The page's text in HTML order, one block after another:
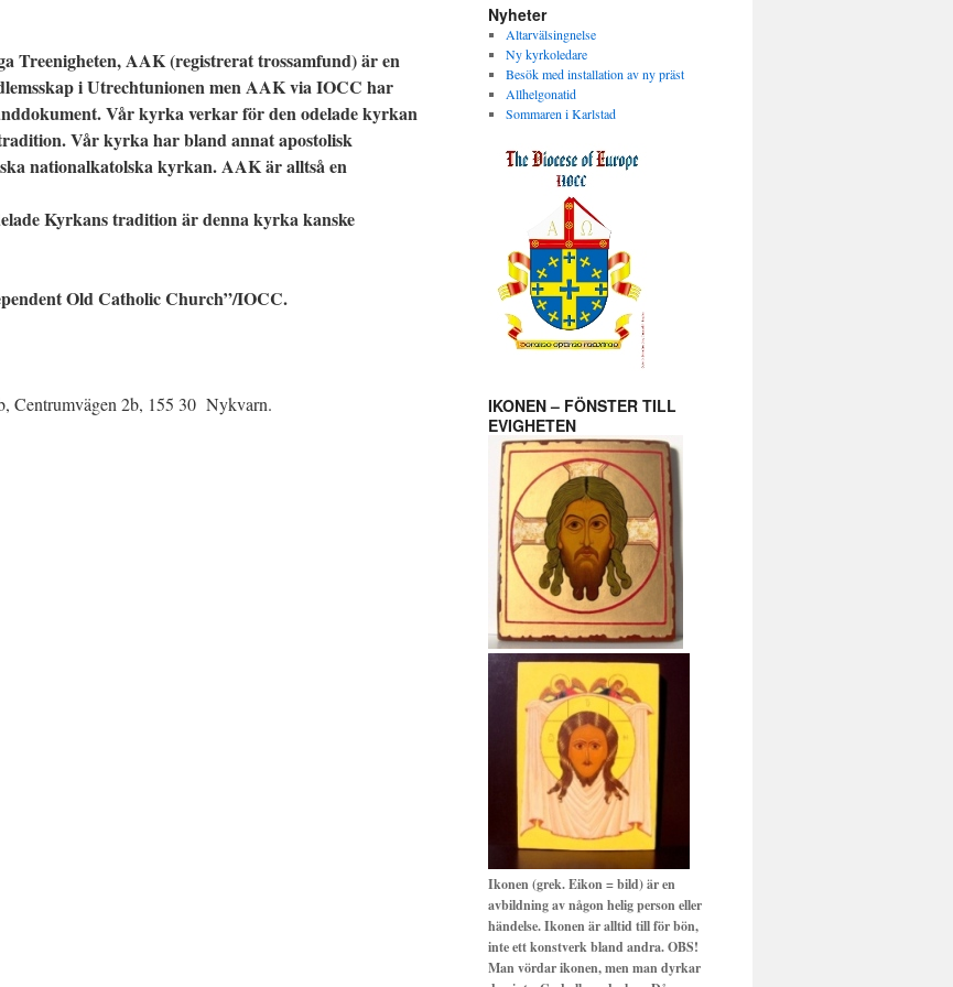
Treenigheten, AAK (registrerat trossamfund) är en
i Utrechtunionen men AAK via IOCC har
Vår kyrka verkar för den odelade kyrkan
Vår kyrka har bland annat apostolisk
nationalkatolska kyrkan. AAK är alltså en
Kyrkans tradition är denna kyrka kanske
Old Catholic Church”/IOCC.
Centrumvägen 2b, 155 30 Nykvarn.
Nyheter
Altarvälsingnelse
Ny kyrkoledare
Besök med installation av ny präst
Allhelgonatid
Sommaren i Karlstad
IKONEN – FÖNSTER TILL
EVIGHETEN
Ikonen (grek. Eikon = bild) är en
avbildning av någon helig person eller
händelse. Ikonen är alltid till för bön,
inte ett konstverk bland andra. OBS!
Man vördar ikonen, men man dyrkar